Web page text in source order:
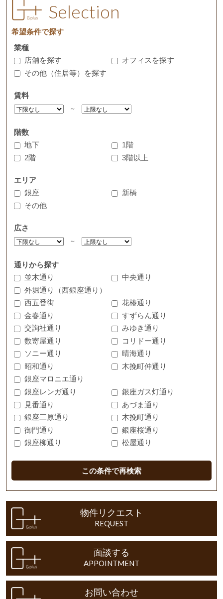
Selection
希望条件で探す
業種
店舗を探す
オフィスを探す
その他（住居等）を探す
賃料
～
階数
地下
1階
2階
3階以上
エリア
銀座
新橋
その他
広さ
～
通りから探す
並木通り
中央通り
外堀通り（西銀座通り）
西五番街
花椿通り
金春通り
すずらん通り
交詢社通り
みゆき通り
数寄屋通り
コリドー通り
ソニー通り
晴海通り
昭和通り
木挽町仲通り
銀座マロニエ通り
銀座レンガ通り
銀座ガス灯通り
見番通り
あづま通り
銀座三原通り
木挽町通り
御門通り
銀座桜通り
銀座柳通り
松屋通り
この条件で再検索
物件リクエスト
REQUEST
面談する
APPOINTMENT
お問い合わせ